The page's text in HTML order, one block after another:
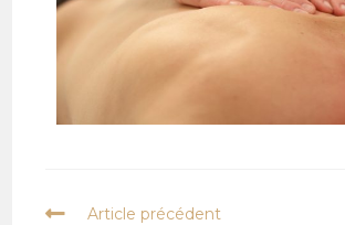
Article précédent